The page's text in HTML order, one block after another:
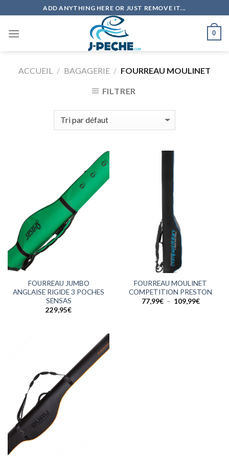
to
content
ADD ANYTHING HERE OR JUST REMOVE IT...
0
ACCUEIL / BAGAGERIE / FOURREAU MOULINET
FILTRER
FOURREAU JUMBO
ANGLAISE RIGIDE 3 POCHES
SENSAS
229,95€
FOURREAU MOULINET
COMPETITION PRESTON
77,99€ – 109,99€Plage